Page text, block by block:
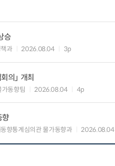
승
과 2026.08.04 3p
의」 개최
가동향팀 2026.08.04 4p
향
향통계심의관 물가동향과 2026.08.04